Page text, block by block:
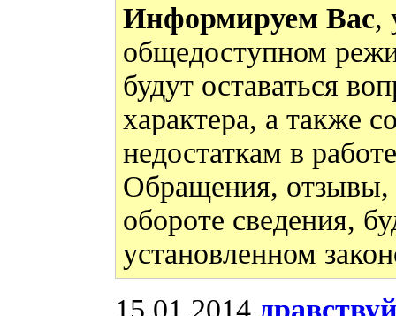
Информируем Вас,
общедоступном
будут оставаться
характера, а также
недостаткам в
Обращения, отзывы,
обороте сведения,
установленном
15.01.2014